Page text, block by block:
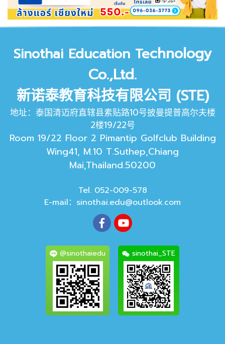
Sinothai Education Technology
Co.,Ltd.
新诺泰教育科技有限公司 (STE)
地址：泰国清迈府直辖县素贴路10号披曼提普高尔夫楼
2楼19/22号
Room 19/22 Floor 2 Pimantip Golfclub Building
Wing41, M.10 T.Suthep,Chiang
Mai,Thailand.50200
Tel. 052-009-578
E-mail： sinothai.edu@outlook.com
@sinothaiedu sinothai_STE